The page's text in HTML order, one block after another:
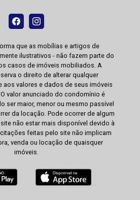
que as mobílias e artigos de
ilustrativos - não fazem parte do
casos de imóveis mobiliados. A
o direito de alterar qualquer
aos valores e dados de seus imóveis
valor anunciado do condomínio é
ser maior, menor ou mesmo passível
da locação. Pode ocorrer de algum
não estar mais disponível devido à
feitas pelo site não implicam
venda ou locação de quaisquer
imóveis.